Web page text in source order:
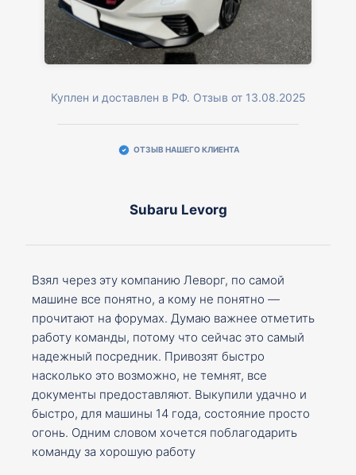
Куплен и доставлен в РФ. Отзыв от 13.08.2025
ОТЗЫВ НАШЕГО КЛИЕНТА
Subaru Levorg
Взял через эту компанию Леворг, по самой
машине все понятно, а кому не понятно —
прочитают на форумах. Думаю важнее отметить
работу команды, потому что сейчас это самый
надежный посредник. Привозят быстро
насколько это возможно, не темнят, все
документы предоставляют. Выкупили удачно и
быстро, для машины 14 года, состояние просто
огонь. Одним словом хочется поблагодарить
команду за хорошую работу